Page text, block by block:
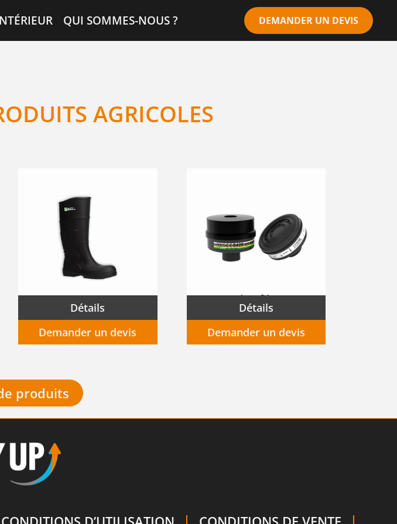
QUI SOMMES-NOUS ? DEMANDER UN DEVIS
AGRICOLES
Bottes PU MEDOC avec coquille composite et intercalaire en acier inoxydable S5 SRC CI
Détails
Demander un devis
Cartouche filtrante P3R pour masque complet
Détails
Demander un devis
produits